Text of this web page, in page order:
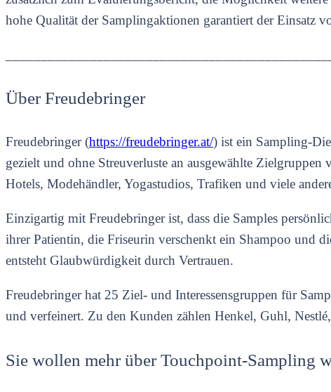
hohe Qualität der Samplingaktionen garantiert der Einsatz
Über Freudebringer
Freudebringer (https://freudebringer.at/) ist ein Sampling-
gezielt und ohne Streuverluste an ausgewählte
Hotels, Modehändler, Yogastudios, Trafiken und viele
Einzigartig mit Freudebringer ist, dass die Samples
ihrer Patientin, die Friseurin verschenkt ein Shampoo und
entsteht Glaubwürdigkeit durch Vertrauen.
Freudebringer hat 25 Ziel- und Interessensgruppen für
und verfeinert. Zu den Kunden zählen Henkel, Guhl,
Sie wollen mehr über Touchpoint-Sampling